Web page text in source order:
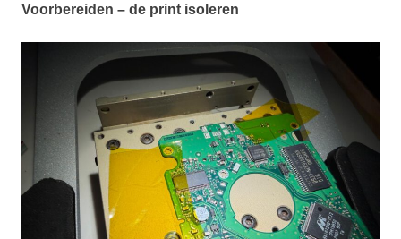
Voorbereiden – de print isoleren